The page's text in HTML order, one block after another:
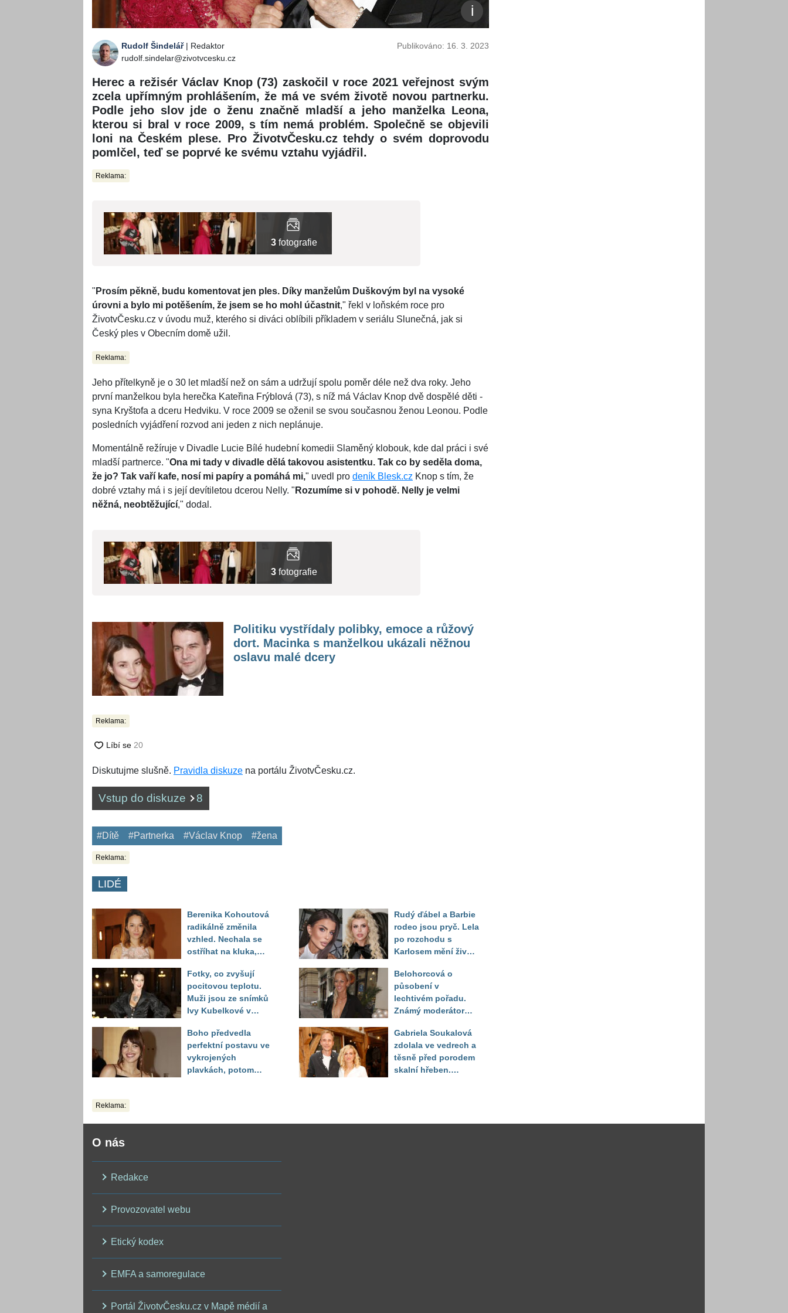
Rudolf Šindelář| Redaktor
rudolf.sindelar@zivotvcesku.cz
Publikováno: 16. 3. 2023
Herec a režisér Václav Knop (73) zaskočil v roce 2021 veřejnost svým
zcela upřímným prohlášením, že má ve svém životě novou partnerku.
Podle jeho slov jde o ženu značně mladší a jeho manželka Leona,
kterou si bral v roce 2009, s tím nemá problém. Společně se objevili
loni na Českém plese. Pro ŽivotvČesku.cz tehdy o svém doprovodu
pomlčel, teď se poprvé ke svému vztahu vyjádřil.
Reklama:
3 fotografie
" Prosím pěkně, budu komentovat jen ples. Díky manželům Duškovým byl na vysoké
úrovni a bylo mi potěšením, že jsem se ho mohl účastnit," řekl v loňském roce pro
ŽivotvČesku.cz v úvodu muž, kterého si diváci oblíbili příkladem v seriálu Slunečná, jak si
Český ples v Obecním domě užil.
Reklama:
Jeho přítelkyně je o 30 let mladší než on sám a udržují spolu poměr déle než dva roky. Jeho
první manželkou byla herečka Kateřina Frýblová (73), s níž má Václav Knop dvě dospělé děti -
syna Kryštofa a dceru Hedviku. V roce 2009 se oženil se svou současnou ženou Leonou. Podle
posledních vyjádření rozvod ani jeden z nich neplánuje.
Momentálně režíruje v Divadle Lucie Bílé hudební komedii Slaměný klobouk, kde dal práci i své
mladší partnerce. "Ona mi tady v divadle dělá takovou asistentku. Tak co by seděla doma,
že jo? Tak vaří kafe, nosí mi papíry a pomáhá mi," uvedl pro deník Blesk.cz Knop s tím, že
dobré vztahy má i s její devítiletou dcerou Nelly. " Rozumíme si v pohodě. Nelly je velmi
něžná, neobtěžující," dodal.
3 fotografie
Politiku vystřídaly polibky, emoce a růžový
dort. Macinka s manželkou ukázali něžnou
oslavu malé dcery
Reklama:
Diskutujme slušně. Pravidla diskuze na portálu ŽivotvČesku.cz.
Vstup do diskuze 8
#Dítě #Partnerka #Václav Knop #žena
Reklama:
LIDÉ
Berenika Kohoutová
radikálně změnila
vzhled. Nechala se
ostříhat na kluka,
překvapily
Fotky, co zvyšují
pocitovou teplotu.
Muži jsou ze snímků
Ivy Kubelkové v
Boho předvedla
perfektní postavu ve
vykrojených
plavkách, potom
Rudý ďábel a Barbie
rodeo jsou pryč. Lela
po rozchodu s
Karlosem mění život i
Sandeva
Belohorcová o
působení v
lechtivém pořadu.
Známý moderátor
sledoval pod dekou
Gabriela Soukalová
zdolala ve vedrech a
těsně před porodem
skalní hřeben.
Reklama:
O nás
Redakce
Provozovatel webu
Etický kodex
EMFA a samoregulace
Portál ŽivotvČesku.cz v Mapě médií a